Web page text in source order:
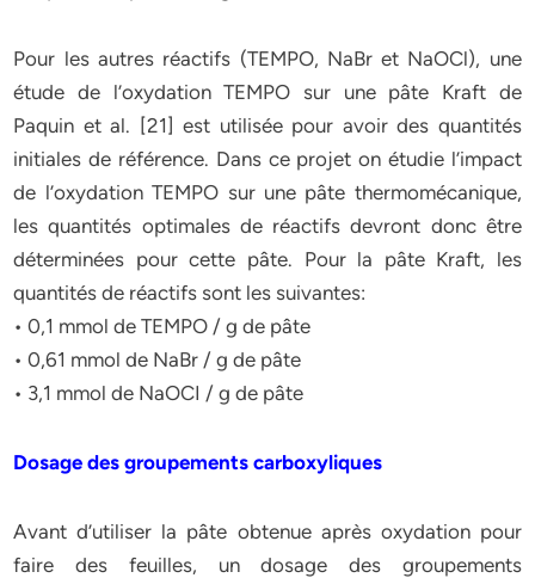
Pour les autres réactifs (TEMPO, NaBr et NaOCl), une
étude de l’oxydation TEMPO sur une pâte Kraft de
Paquin et al. [21] est utilisée pour avoir des quantités
initiales de référence. Dans ce projet on étudie l’impact
de l’oxydation TEMPO sur une pâte thermomécanique,
les quantités optimales de réactifs devront donc être
déterminées pour cette pâte. Pour la pâte Kraft, les
quantités de réactifs sont les suivantes:
• 0,1 mmol de TEMPO / g de pâte
• 0,61 mmol de NaBr / g de pâte
• 3,1 mmol de NaOCI / g de pâte
Dosage des groupements carboxyliques
Avant d’utiliser la pâte obtenue après oxydation pour
faire des feuilles, un dosage des groupements